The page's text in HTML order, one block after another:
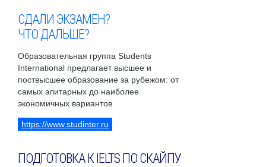
СДАЛИ ЭКЗАМЕН?
ЧТО ДАЛЬШЕ?
Образовательная группа Students
International предлагает высшее и
поствысшее образование за рубежом: от
самых элитарных до наиболее
экономичных вариантов
https://www.studinter.ru
ПОДГОТОВКА К IELTS ПО СКАЙПУ